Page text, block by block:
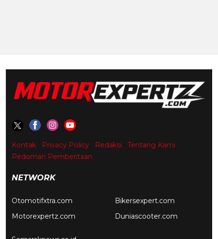
Kontak Privacy Policy Redaksi
Tentang Kami
Pedoman Pemberitaan
NETWORK
Otomotifxtra.com
Motorexpertz.com
Bikersexpert.com
Duniascooter.com